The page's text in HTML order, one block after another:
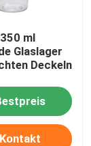
ml
Glaslager
Deckeln
Kontakt